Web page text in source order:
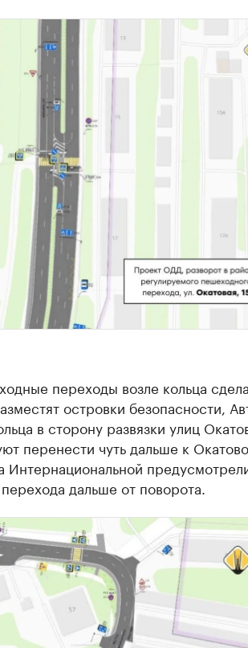
переходы возле кольца
островки безопасности,
в сторону развязки улиц
перенести чуть дальше к
дальше от поворота.